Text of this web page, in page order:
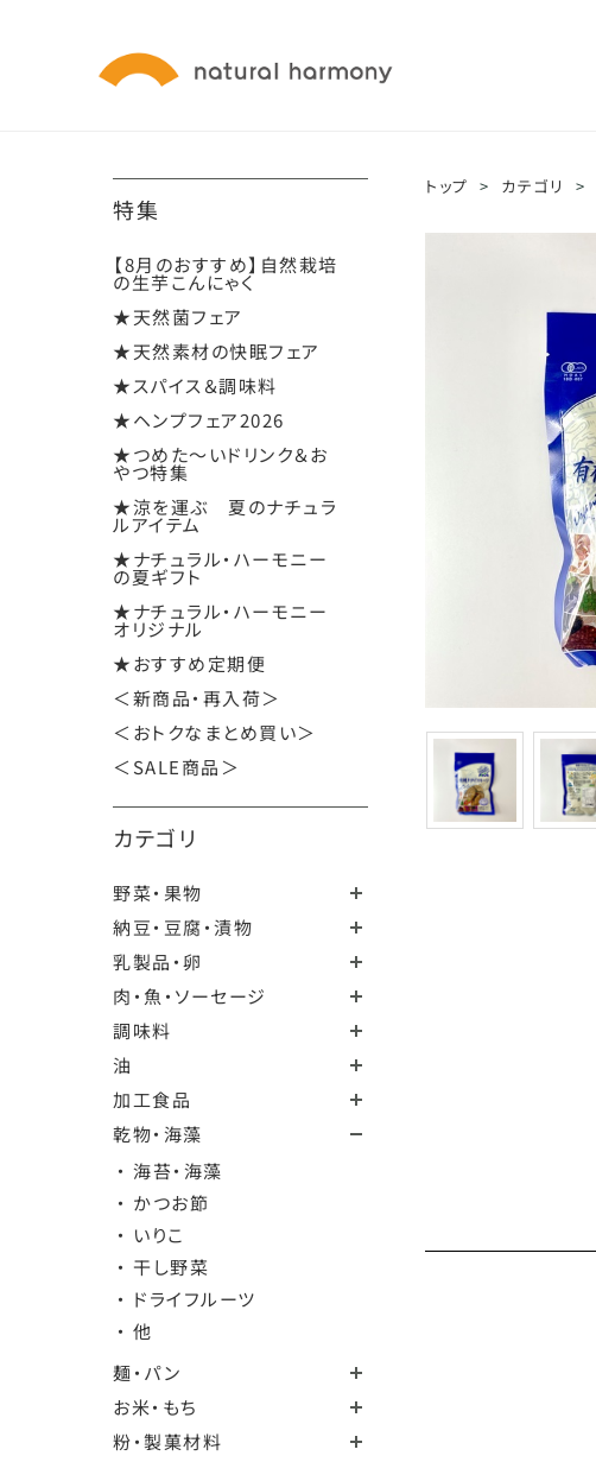
特集
【8月のおすすめ】自然栽培
の生芋こんにゃく
★天然菌フェア
★天然素材の快眠フェア
★スパイス＆調味料
★ヘンプフェア2026
★つめた～いドリンク＆お
やつ特集
★涼を運ぶ 夏のナチュラ
ルアイテム
★ナチュラル・ハーモニー
の夏ギフト
★ナチュラル・ハーモニー
オリジナル
★おすすめ定期便
＜新商品・再入荷＞
＜おトクなまとめ買い＞
＜SALE商品＞
カテゴリ
野菜・果物
納豆・豆腐・漬物
乳製品・卵
肉・魚・ソーセージ
調味料
油
加工食品
乾物・海藻
・ 海苔・海藻
・ かつお節
・ いりこ
・ 干し野菜
・ ドライフルーツ
・ 他
麺・パン
お米・もち
粉・製菓材料
トップ > カテゴリ >